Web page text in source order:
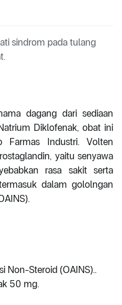
sindrom pada tulang
dagang dari sediaan
Diklofenak, obat ini
Farmas Industri. Volten
yaitu senyawa
rasa sakit serta
dalam gololngan
Non-Steroid (OAINS)..
50 mg.